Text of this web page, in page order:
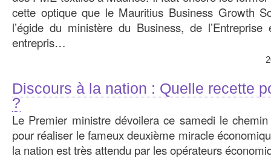
cette optique que le Mauritius Business Growth
l’égide du ministère du Business, de
entrepris…
Discours à la nation : Quelle recette
?
Le Premier ministre dévoilera ce samedi le chemin
pour réaliser le fameux deuxième miracle
la nation est très attendu par les opérateurs